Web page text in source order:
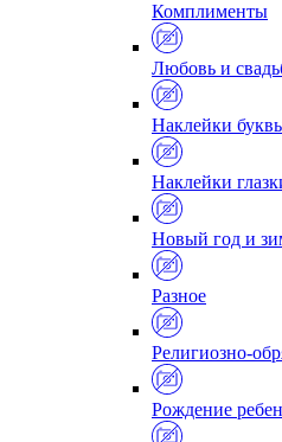
Комплименты
Любовь и
Наклейки
Наклейки
Новый год и
Разное
Религиозно-
Рождение